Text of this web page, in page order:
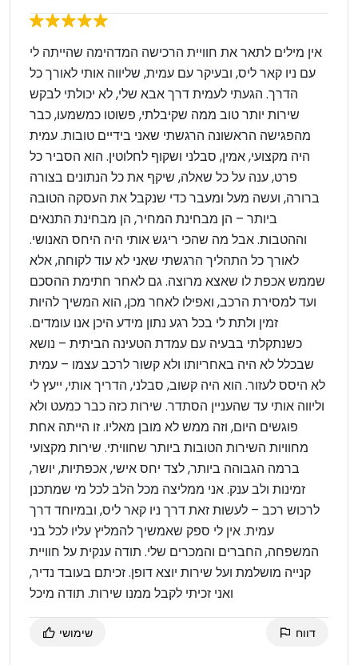
אין מילים לתאר את חוויית הרכישה המדהימה שהייתה לי
עם ניו קאר ליס, ובעיקר עם עמית, שליווה אותי לאורך כל
הדרך. הגעתי לעמית דרך אבא שלי, לא יכולתי לבקש
שירות יותר טוב ממה שקיבלתי, פשוטו כמשמעו, כבר
מהפגישה הראשונה הרגשתי שאני בידיים טובות. עמית
היה מקצועי, אמין, סבלני ושקוף לחלוטין. הוא הסביר כל
פרט, ענה על כל שאלה, שיקף את כל הנתונים בצורה
ברורה, ועשה מעל ומעבר כדי שנקבל את העסקה הטובה
ביותר – הן מבחינת המחיר, הן מבחינת התנאים
וההטבות. אבל מה שהכי ריגש אותי היה היחס האנושי.
לאורך כל התהליך הרגשתי שאני לא עוד לקוחה, אלא
שממש אכפת לו שאצא מרוצה. גם לאחר חתימת ההסכם
ועד למסירת הרכב, ואפילו לאחר מכן, הוא המשיך להיות
זמין ולתת לי בכל רגע נתון מידע היכן אנו עומדים.
כשנתקלתי בבעיה עם עמדת הטעינה הביתית – נושא
שבכלל לא היה באחריותו ולא קשור לרכב עצמו – עמית
לא היסס לעזור. הוא היה קשוב, סבלני, הדריך אותי, ייעץ לי
וליווה אותי עד שהעניין הסתדר. שירות כזה כבר כמעט ולא
פוגשים היום, וזה ממש לא מובן מאליו. זו הייתה אחת
מחוויות השירות הטובות ביותר שחוויתי. שירות מקצועי
ברמה הגבוהה ביותר, לצד יחס אישי, אכפתיות, יושר,
זמינות ולב ענק. אני ממליצה מכל הלב לכל מי שמתכנן
לרכוש רכב – לעשות זאת דרך ניו קאר ליס, ובמיוחד דרך
עמית. אין לי ספק שאמשיך להמליץ עליו לכל בני
המשפחה, החברים והמכרים שלי. תודה ענקית על חוויית
קנייה מושלמת ועל שירות יוצא דופן. זכיתם בעובד נדיר,
ואני זכיתי לקבל ממנו שירות. תודה מיכל
שימושי דווח